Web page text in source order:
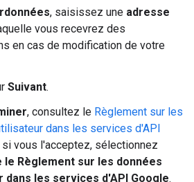
, saisissez une adresse
vous recevrez des
en cas de modification de votre
Suivant.
, consultez le Règlement sur les
dans les services d'API
si vous l'acceptez, sélectionnez
le Règlement sur les données
dans les services d'API Google.